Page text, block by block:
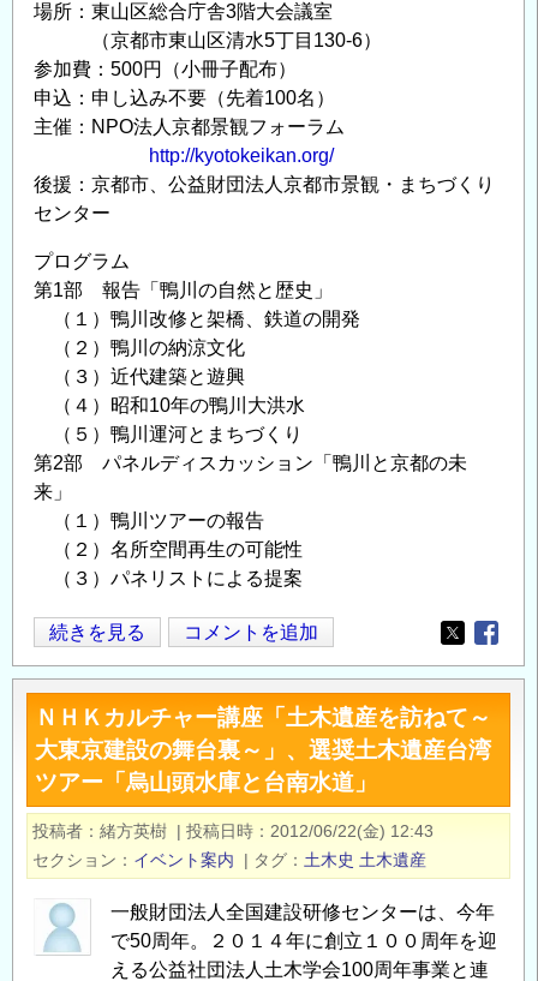
場所：東山区総合庁舎3階大会議室
（京都市東山区清水5丁目130-6）
参加費：500円（小冊子配布）
申込：申し込み不要（先着100名）
主催：NPO法人京都景観フォーラム
http://kyotokeikan.org/
後援：京都市、公益財団法人京都市景観・まちづくり
センター
プログラム
第1部 報告「鴨川の自然と歴史」
（１）鴨川改修と架橋、鉄道の開発
（２）鴨川の納涼文化
（３）近代建築と遊興
（４）昭和10年の鴨川大洪水
（５）鴨川運河とまちづくり
第2部 パネルディスカッション「鴨川と京都の未
来」
（１）鴨川ツアーの報告
（２）名所空間再生の可能性
（３）パネリストによる提案
シ
ン
ポ
ジ
ウ
ム
「鴨
川・
ま
ち
と
川
続きを見る コメントを追加
Opens in
ＮＨＫカルチャー講座「土木遺産を訪ねて～
大東京建設の舞台裏～」、選奨土木遺産台湾
ツアー「烏山頭水庫と台南水道」
投稿者 緒方英樹 | 投稿日時
2012/06/22(金) 12:43
セクション
イベント案内 | タグ 土木史 土木遺産
一般財団法人全国建設研修センターは、今年
で50周年。２０１４年に創立１００周年を迎
える公益社団法人土木学会100周年事業と連